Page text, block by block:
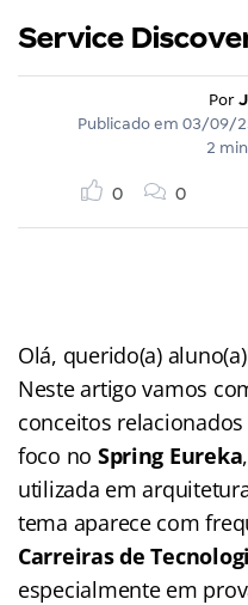
Service
Por
Publicado em 03/09/
2
0 0
Olá, querido(a)
Neste artigo vamos
conceitos relacionados
foco no Spring Eureka
utilizada em
tema aparece com
Carreiras de
especialmente em